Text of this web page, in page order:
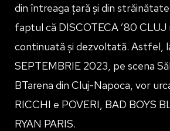
din întreaga țară și din
faptul că DISCOTECA ’80
continuată și dezvoltată. Astfel,
SEPTEMBRIE 2023, pe scena
BTarena din Cluj-Napoca, vor
RICCHI e POVERI, BAD BOYS
RYAN PARIS.